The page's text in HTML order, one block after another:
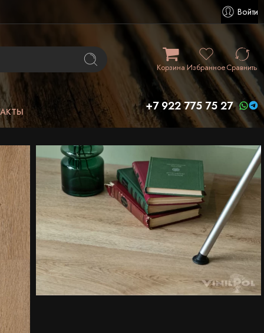
Войти
КорзинаИзбранноеСравнить
+7 922 775 75 27